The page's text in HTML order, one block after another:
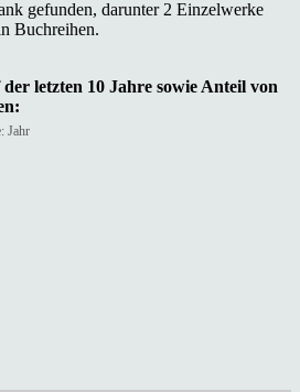
gefunden, darunter 2 Einzelwerke
Buchreihen.
letzten 10 Jahre sowie Anteil von
Jahr